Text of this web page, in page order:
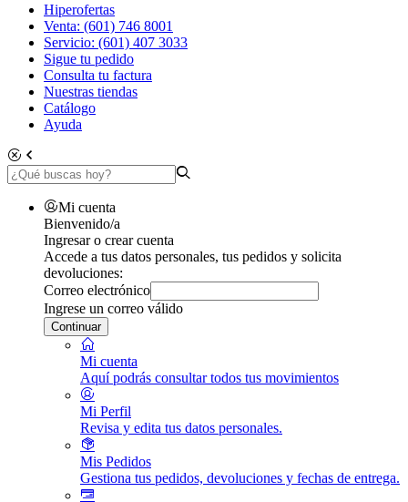
Hiperofertas
Venta: (601) 746 8001
Servicio: (601) 407 3033
Sigue tu pedido
Consulta tu factura
Nuestras tiendas
Catálogo
Ayuda
Mi cuenta
Bienvenido/a
Ingresar o crear cuenta
Accede a tus datos personales, tus pedidos y solicita
devoluciones:
Correo electrónico
Ingrese un correo válido
Continuar
Mi cuenta
Aquí podrás consultar todos tus movimientos
Mi Perfil
Revisa y edita tus datos personales.
Mis Pedidos
Gestiona tus pedidos, devoluciones y fechas de entrega.